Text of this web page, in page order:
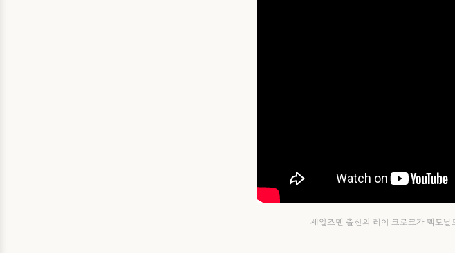
세일즈맨 출신의 레이 크로크가 맥도